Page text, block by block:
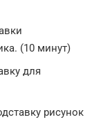
(10 минут)
для
рисунок